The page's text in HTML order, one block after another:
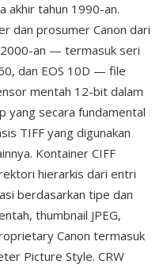
akhir tahun 1990-an.
dan prosumer Canon dari
an — termasuk seri
dan EOS 10D — file
mentah 12-bit dalam
yang secara fundamental
TIFF yang digunakan
Kontainer CIFF
hierarkis dari entri
berdasarkan tipe dan
thumbnail JPEG,
Canon termasuk
Picture Style. CRW